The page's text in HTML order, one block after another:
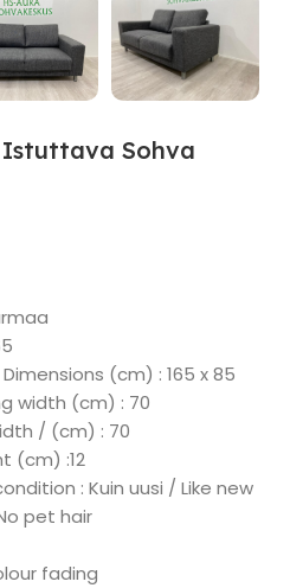
Istuttava Sohva
(cm) : 165 x 85
width (cm) : 70
/ (cm) : 70
(cm) :12
: Kuin uusi / Like new
pet hair
fading